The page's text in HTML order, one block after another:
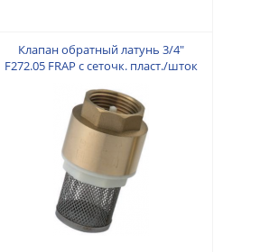
Клапан обратный латунь 3/4"
F272.05 FRAP с сеточк. пласт./шток